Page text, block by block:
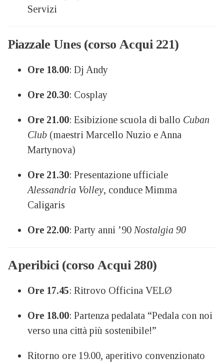
Servizi
Piazzale Unes (corso Acqui 221)
Ore 18.00: Dj Andy
Ore 20.30: Cosplay
Ore 21.00: Esibizione scuola di ballo Cuban
Club (maestri Marcello Nuzio e Anna
Martynova)
Ore 21.30: Presentazione ufficiale
Alessandria Volley, conduce Mimma
Caligaris
Ore 22.00: Party anni ’90 Nostalgia 90
Aperibici (corso Acqui 280)
Ore 17.45: Ritrovo Officina VELØ
Ore 18.00: Partenza pedalata “Pedala con noi
verso una città più sostenibile!”
Ritorno ore 19.00, aperitivo convenzionato